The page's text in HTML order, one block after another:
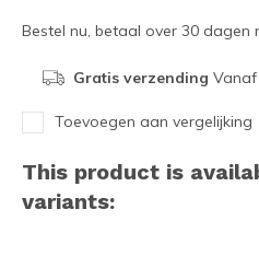
Bestel nu, betaal over 30 dagen
Gratis verzending Vanaf
Toevoegen aan vergelijking
This product is
variants: